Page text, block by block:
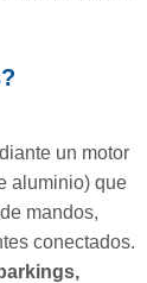
un motor
aluminio) que
mandos,
conectados.